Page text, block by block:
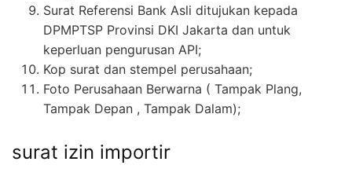
Surat Referensi Bank Asli ditujukan kepada
DPMPTSP Provinsi DKI Jakarta dan untuk
keperluan pengurusan API;
Kop surat dan stempel perusahaan;
Foto Perusahaan Berwarna ( Tampak Plang,
Tampak Depan , Tampak Dalam);
surat izin importir